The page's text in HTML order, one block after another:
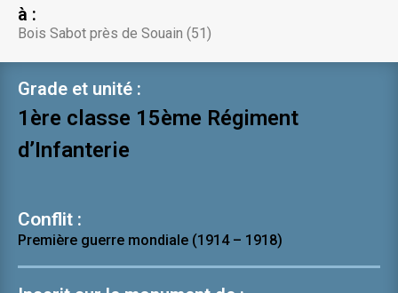
à :
Bois Sabot près de Souain (51)
Grade et unité :
1ère classe 15ème Régiment
d’Infanterie
Conflit :
Première guerre mondiale (1914 – 1918)